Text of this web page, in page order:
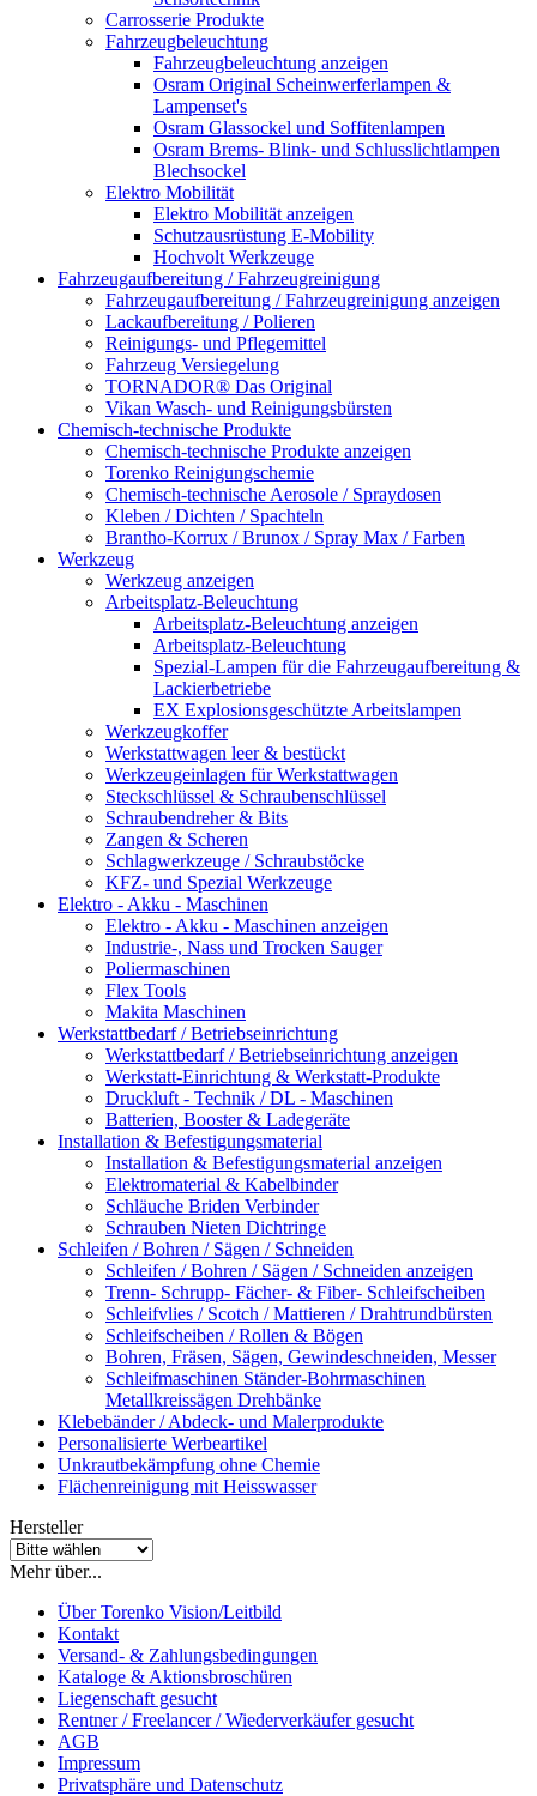
Carrosserie Produkte
Fahrzeugbeleuchtung
Fahrzeugbeleuchtung anzeigen
Osram Original Scheinwerferlampen &
Lampenset's
Osram Glassockel und Soffitenlampen
Osram Brems- Blink- und Schlusslichtlampen
Blechsockel
Elektro Mobilität
Elektro Mobilität anzeigen
Schutzausrüstung E-Mobility
Hochvolt Werkzeuge
Fahrzeugaufbereitung / Fahrzeugreinigung
Fahrzeugaufbereitung / Fahrzeugreinigung anzeigen
Lackaufbereitung / Polieren
Reinigungs- und Pflegemittel
Fahrzeug Versiegelung
TORNADOR® Das Original
Vikan Wasch- und Reinigungsbürsten
Chemisch-technische Produkte
Chemisch-technische Produkte anzeigen
Torenko Reinigungschemie
Chemisch-technische Aerosole / Spraydosen
Kleben / Dichten / Spachteln
Brantho-Korrux / Brunox / Spray Max / Farben
Werkzeug
Werkzeug anzeigen
Arbeitsplatz-Beleuchtung
Arbeitsplatz-Beleuchtung anzeigen
Arbeitsplatz-Beleuchtung
Spezial-Lampen für die Fahrzeugaufbereitung &
Lackierbetriebe
EX Explosionsgeschützte Arbeitslampen
Werkzeugkoffer
Werkstattwagen leer & bestückt
Werkzeugeinlagen für Werkstattwagen
Steckschlüssel & Schraubenschlüssel
Schraubendreher & Bits
Zangen & Scheren
Schlagwerkzeuge / Schraubstöcke
KFZ- und Spezial Werkzeuge
Elektro - Akku - Maschinen
Elektro - Akku - Maschinen anzeigen
Industrie-, Nass und Trocken Sauger
Poliermaschinen
Flex Tools
Makita Maschinen
Werkstattbedarf / Betriebseinrichtung
Werkstattbedarf / Betriebseinrichtung anzeigen
Werkstatt-Einrichtung & Werkstatt-Produkte
Druckluft - Technik / DL - Maschinen
Batterien, Booster & Ladegeräte
Installation & Befestigungsmaterial
Installation & Befestigungsmaterial anzeigen
Elektromaterial & Kabelbinder
Schläuche Briden Verbinder
Schrauben Nieten Dichtringe
Schleifen / Bohren / Sägen / Schneiden
Schleifen / Bohren / Sägen / Schneiden anzeigen
Trenn- Schrupp- Fächer- & Fiber- Schleifscheiben
Schleifvlies / Scotch / Mattieren / Drahtrundbürsten
Schleifscheiben / Rollen & Bögen
Bohren, Fräsen, Sägen, Gewindeschneiden, Messer
Schleifmaschinen Ständer-Bohrmaschinen
Metallkreissägen Drehbänke
Klebebänder / Abdeck- und Malerprodukte
Personalisierte Werbeartikel
Unkrautbekämpfung ohne Chemie
Flächenreinigung mit Heisswasser
Hersteller
Mehr über...
Über Torenko Vision/Leitbild
Kontakt
Versand- & Zahlungsbedingungen
Kataloge & Aktionsbroschüren
Liegenschaft gesucht
Rentner / Freelancer / Wiederverkäufer gesucht
AGB
Impressum
Privatsphäre und Datenschutz